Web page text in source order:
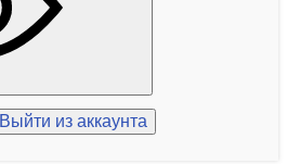
Выйти из аккаунта